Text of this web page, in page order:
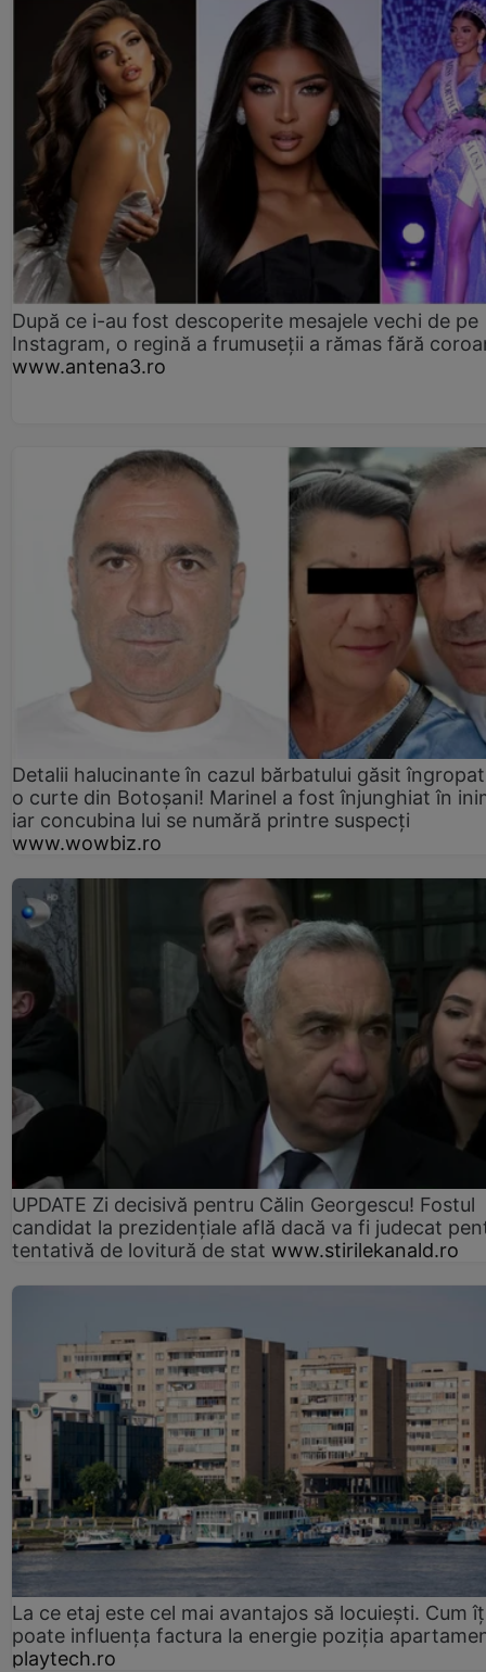
După ce i-au fost descoperite mesajele vechi de pe
Instagram, o regină a frumuseții a rămas fără
www.antena3.ro
Detalii halucinante în cazul bărbatului găsit
o curte din Botoșani! Marinel a fost înjunghiat în
iar concubina lui se numără printre suspecți
www.wowbiz.ro
UPDATE Zi decisivă pentru Călin Georgescu! Fostul
candidat la prezidențiale află dacă va fi judecat
tentativă de lovitură de stat www.stirilekanald.ro
La ce etaj este cel mai avantajos să locuiești. Cum
poate influența factura la energie poziția
playtech.ro